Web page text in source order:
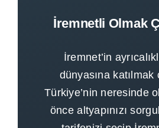
Altyapı Sorgula
İremnetli Olmak
İremnet’in
dünyasına katılmak
Türkiye’nin neresinde
önce altyapınızı